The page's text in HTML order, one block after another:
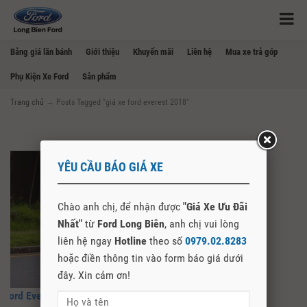
Bảng giá lăn bánh Giới thiệu Khuyến mãi Liên hệ Mua xe trả góp
Phụ Kiện Xe Ford Sản phẩm
Trang chủ → Posts Tagged "giá xe ford everest 2018"
Ford Everest 2018 Sắp Về Việt Nam
YÊU CẦU BÁO GIÁ XE
Chào anh chị, để nhận được "Giá Xe Ưu Đãi
Nhất" từ Ford Long Biên, anh chị vui lòng
liên hệ ngay Hotline theo số 0979.02.8283
hoặc điền thông tin vào form báo giá dưới
đây. Xin cảm ơn!